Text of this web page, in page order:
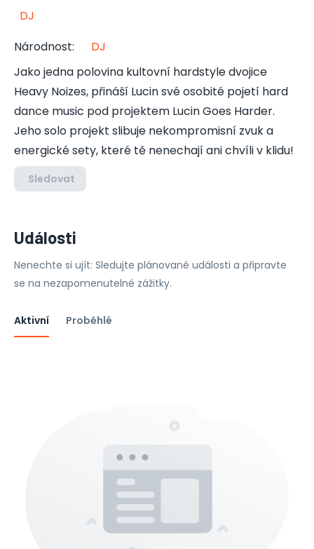
DJ
Národnost:
DJ
Jako jedna polovina kultovní hardstyle dvojice
Heavy Noizes, přináší Lucin své osobité pojetí hard
dance music pod projektem Lucin Goes Harder.
Jeho solo projekt slibuje nekompromisní zvuk a
energické sety, které tě nenechají ani chvíli v klidu!
Sledovat
Události
Nenechte si ujít: Sledujte plánované události a připravte
se na nezapomenutelné zážitky.
Aktivní Proběhlé